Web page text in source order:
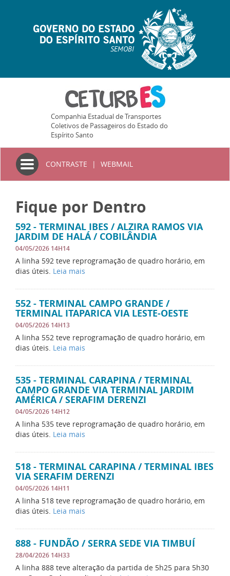
SEMOBI
Companhia Estadual de Transportes
Coletivos de Passageiros do Estado do
Espírito Santo
Toggle
navigation
CONTRASTE | WEBMAIL
Fique por Dentro
592 - TERMINAL IBES / ALZIRA RAMOS VIA
JARDIM DE HALÁ / COBILÂNDIA
04/05/2026 14H14
A linha 592 teve reprogramação de quadro horário, em
dias úteis. Leia mais
552 - TERMINAL CAMPO GRANDE /
TERMINAL ITAPARICA VIA LESTE-OESTE
04/05/2026 14H13
A linha 552 teve reprogramação de quadro horário, em
dias úteis. Leia mais
535 - TERMINAL CARAPINA / TERMINAL
CAMPO GRANDE VIA TERMINAL JARDIM
AMÉRICA / SERAFIM DERENZI
04/05/2026 14H12
A linha 535 teve reprogramação de quadro horário, em
dias úteis. Leia mais
518 - TERMINAL CARAPINA / TERMINAL IBES
VIA SERAFIM DERENZI
04/05/2026 14H11
A linha 518 teve reprogramação de quadro horário, em
dias úteis. Leia mais
888 - FUNDÃO / SERRA SEDE VIA TIMBUÍ
28/04/2026 14H33
A linha 888 teve alteração da partida de 5h25 para 5h30